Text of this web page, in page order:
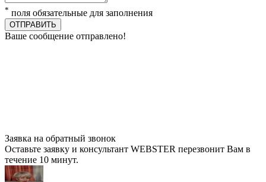
* поля обязательные для заполнения
ОТПРАВИТЬ
Ваше сообщение отправлено!
Заявка на обратный звонок
Оставьте заявку и консультант WEBSTER перезвонит Вам в
течение 10 минут.